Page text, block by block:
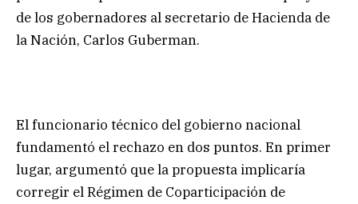
de los gobernadores al secretario de Hacienda de
la Nación, Carlos Guberman.
El funcionario técnico del gobierno nacional
fundamentó el rechazo en dos puntos. En primer
lugar, argumentó que la propuesta implicaría
corregir el Régimen de Coparticipación de